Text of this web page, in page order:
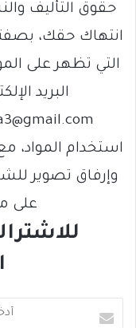
انتهاك حقك،
التي تظهر على
البريد
استخدام المواد،
وإرفاق تصوير
على